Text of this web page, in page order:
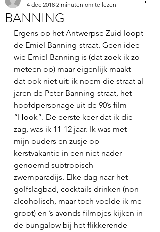
BANNING
4 dec 2018 2 minuten om te lezen
Ergens op het Antwerpse Zuid loopt
de Emiel Banning-straat. Geen idee
wie Emiel Banning is (dat zoek ik zo
meteen op) maar eigenlijk maakt
dat ook niet uit: ik noem die straat al
jaren de Peter Banning-straat, het
hoofdpersonage uit de 90’s film
“Hook”. De eerste keer dat ik die
zag, was ik 11-12 jaar. Ik was met
mijn ouders en zusje op
kerstvakantie in een niet nader
genoemd subtropisch
zwemparadijs. Elke dag naar het
golfslagbad, cocktails drinken (non-
alcoholisch, maar toch voelde ik me
groot) en ’s avonds filmpjes kijken in
de bungalow bij het flikkerende